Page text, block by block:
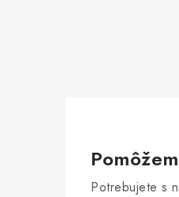
Potrebujete s